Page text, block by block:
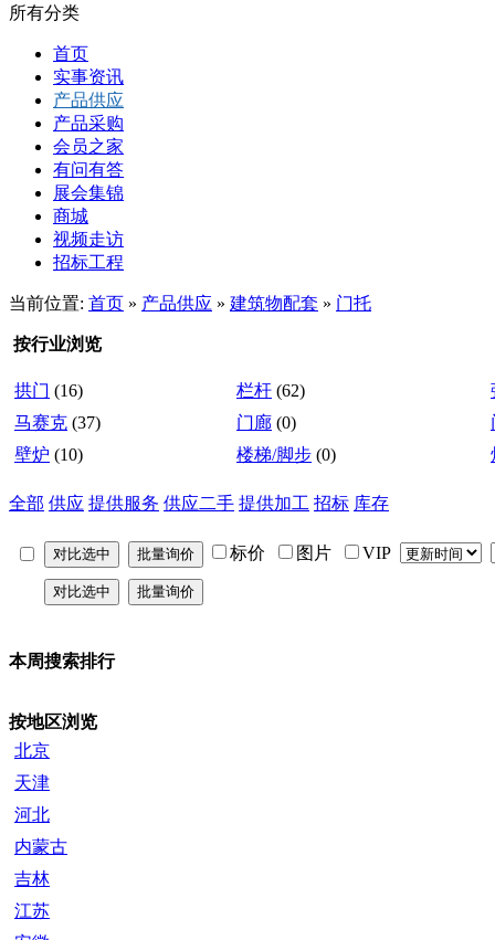
所有分类
首页
实事资讯
产品供应
产品采购
会员之家
有问有答
展会集锦
商城
视频走访
招标工程
当前位置: 首页 » 产品供应 » 建筑物配套 » 门托
按行业浏览
拱门 (16) 栏杆 (62)
马赛克 (37) 门廊 (0)
壁炉 (10) 楼梯/脚步 (0)
全部 供应 提供服务 供应二手 提供加工 招标 库存
标价 图片 VIP
本周搜索排行
按地区浏览
北京
天津
河北
内蒙古
吉林
江苏